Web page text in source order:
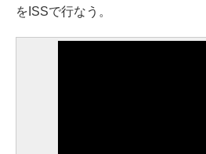
をISSで行なう。